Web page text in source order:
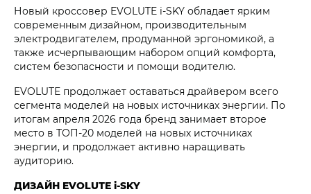
Новый кроссовер EVOLUTE i‑SKY обладает ярким
современным дизайном, производительным
электродвигателем, продуманной эргономикой, а
также исчерпывающим набором опций комфорта,
систем безопасности и помощи водителю.
EVOLUTE продолжает оставаться драйвером всего
сегмента моделей на новых источниках энергии. По
итогам апреля 2026 года бренд занимает второе
место в ТОП-20 моделей на новых источниках
энергии, и продолжает активно наращивать
аудиторию.
ДИЗАЙН EVOLUTE i‑SKY